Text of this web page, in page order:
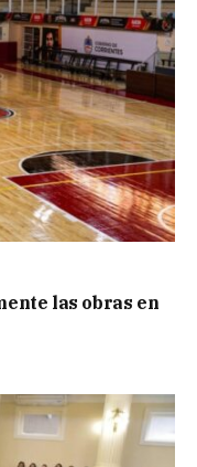
las obras en